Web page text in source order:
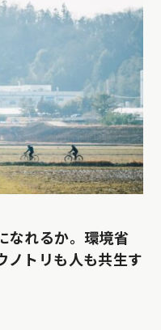
なれるか。環境省
ノトリも人も共生す